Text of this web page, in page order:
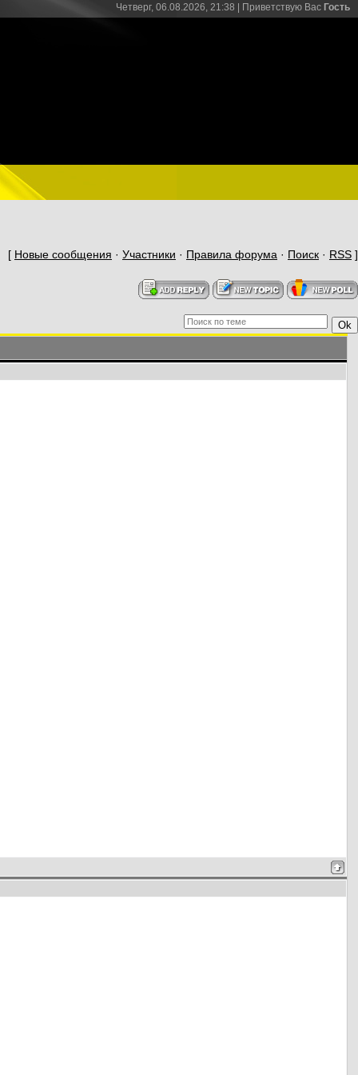
Четверг, 06.08.2026, 21:38 | Приветствую Вас Гость
[ Новые сообщения · Участники · Правила форума · Поиск · RSS ]